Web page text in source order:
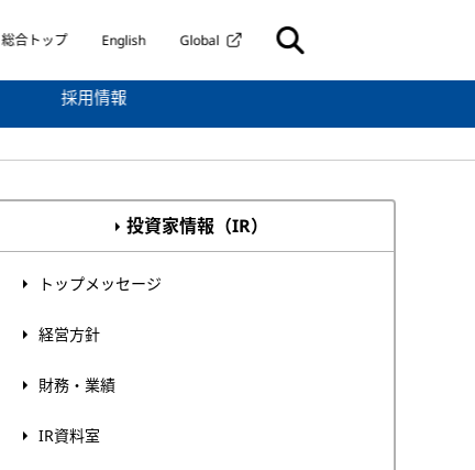
総合トップ English Global
採用情報
投資家情報（IR）
トップメッセージ
経営方針
財務・業績
IR資料室